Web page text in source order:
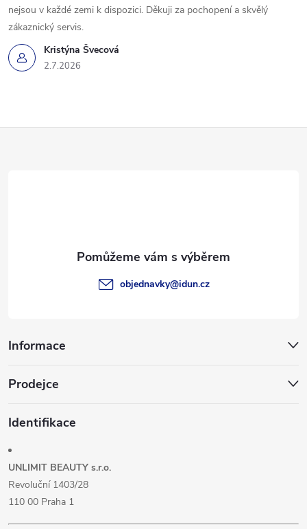
Kristýna Švecová
2.7.2026
nejsou v každé zemi k dispozici. Děkuji za pochopení a skvělý
zákaznický servis.
Informace
Prodejce
Identifikace
UNLIMIT BEAUTY s.r.o.
Revoluční 1403/28
110 00 Praha 1
objednavky@idun.cz